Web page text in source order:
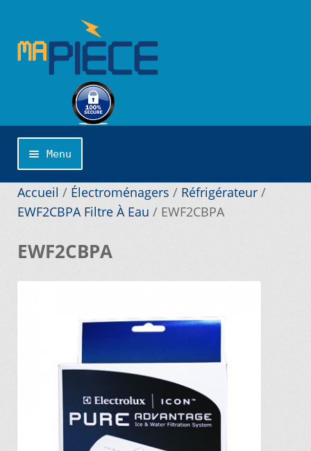
à
navigation
au
Menu
Accueil
Commande
Conditions de Vente et Garantie
Demande de parution
Accueil / Électroménagers / Réfrigérateur/
EWF2CBPA Filtre À Eau / EWF2CBPA
EWF2CBPA